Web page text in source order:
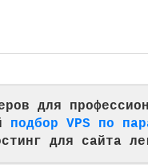
для
подбор VPS по
для сайта